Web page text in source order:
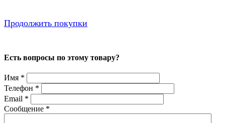
Продолжить покупки
Есть вопросы по этому товару?
Имя *
Телефон *
Email *
Сообщение *